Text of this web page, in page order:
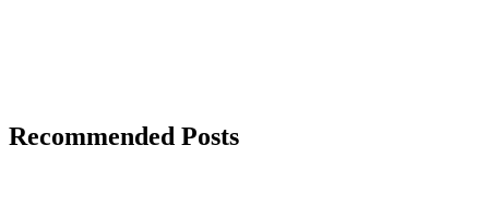
Recommended Posts